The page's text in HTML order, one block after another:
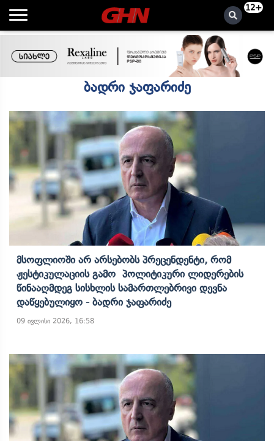
12+
ბადრი ჯაფარიძე
Მსოფლიოში Არ Არსებობს Პრეცენდენტი, Რომ
Ჟესტიკულაციის Გამო Პოლიტიკური Ლიდერების
Წინააღმდეგ Სისხლის Სამართლებრივი Დევნა
Დაწყებულიყო - Ბადრი Ჯაფარიძე
09 ივლისი 2026, 16:58